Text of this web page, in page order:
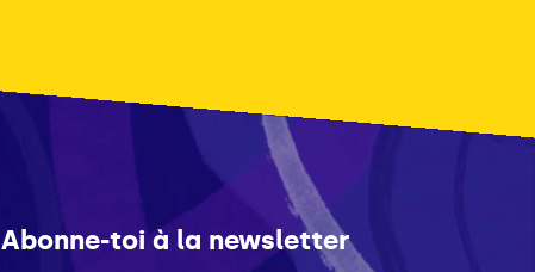
Abonne-toi à la newsletter